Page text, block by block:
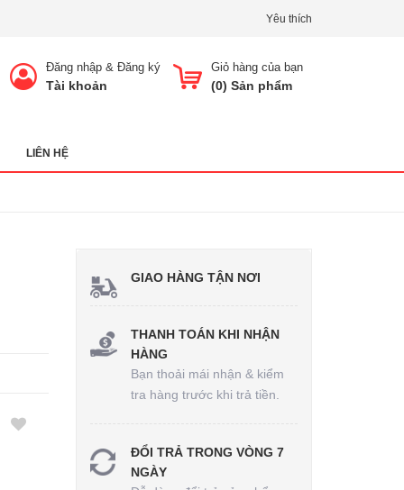
Yêu thích
Giỏ hàng của bạn
(0) Sản phẩm
Đăng nhập & Đăng ký
Tài khoản
LIÊN HỆ
GIAO HÀNG TẬN NƠI
THANH TOÁN KHI NHẬN
HÀNG
Bạn thoải mái nhận & kiểm
tra hàng trước khi trả tiền.
ĐỔI TRẢ TRONG VÒNG 7
NGÀY